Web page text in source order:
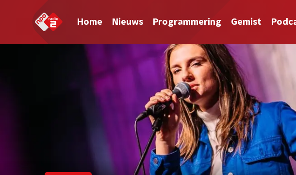
Home Nieuws Programmering Gemist